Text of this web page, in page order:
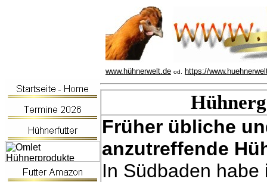
www.hühnerwelt.de od. https://
Früher übliche
anzutreffende
In Südbaden